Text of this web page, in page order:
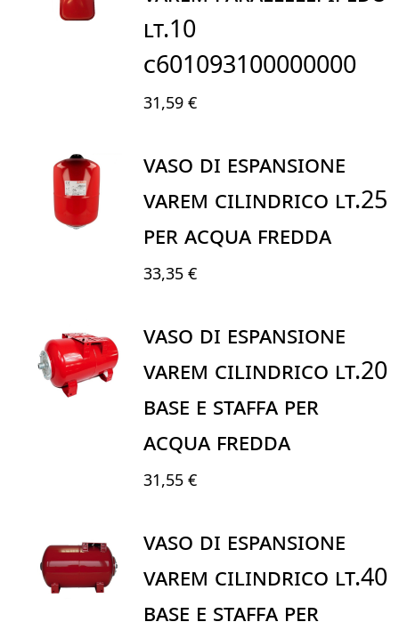
LT.10
C601093100000000
31,59 €
VASO DI ESPANSIONE
VAREM CILINDRICO LT.25
PER ACQUA FREDDA
33,35 €
VASO DI ESPANSIONE
VAREM CILINDRICO LT.20
BASE E STAFFA PER
ACQUA FREDDA
31,55 €
VASO DI ESPANSIONE
VAREM CILINDRICO LT.40
BASE E STAFFA PER